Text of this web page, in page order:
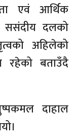
एवं आर्थिक
ससंदीय दलको
अहिलेको
बताउँदै
दाहाल